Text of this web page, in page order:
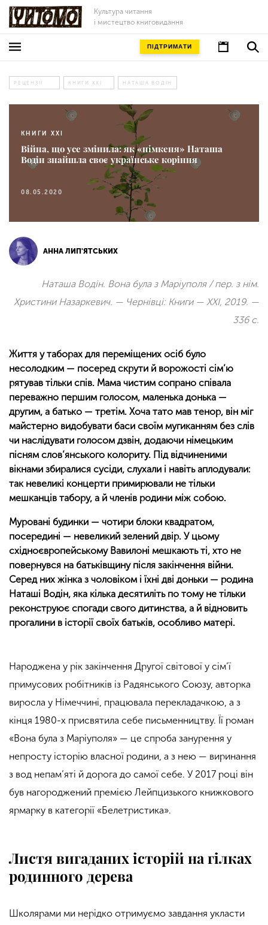
Культура читання
і мистецтво книговидання
ПІДТРИМАТИ
РЕЦЕНЗІЇ КНИГИ XXI НАТАША ВОДІН
КНИГИ XXI
Війна, що усе змінила: як «німкеня» Наташа
Водін знайшла своє українське коріння
08.05.2020
АННА ЛИП'ЯТСЬКИХ
Наташа Водін. Вона була з Маріуполя / пер. з нім.
Христини Назаркевич. — Чернівці: Книги — XXI, 2019. —
336 с.
Життя у таборах для переміщених осіб було
несолодким — посеред скрути й ворожості сім’ю
рятував тільки спів. Мама чистим сопрано співала
переважно першим голосом, маленька донька —
другим, а батько — третім. Хоча тато мав тенор, він міг
майстерно видобувати баси своїм мугиканням без слів
чи наслідувати голосом дзвін, додаючи німецьким
пісням слов’янського колориту. Під відчиненими
вікнами збиралися сусіди, слухали і навіть аплодували:
так невеликі концерти примирювали не тільки
мешканців табору, а й членів родини між собою.
Муровані будинки — чотири блоки квадратом,
посередині — невеликий зелений двір. У цьому
східноєвропейському Вавилоні мешкають ті, хто не
повернувся на батьківщину після закінчення війни.
Серед них жінка з чоловіком і їхні дві доньки — родина
Наташі Водін, яка кілька десятиліть по тому не тільки
реконструює спогади свого дитинства, а й відновить
прогалини в історії своїх батьків, особливо матері.
Народжена у рік закінчення Другої світової у сім’ї
примусових робітників із Радянського Союзу, авторка
виросла у Німеччині, працювала перекладачкою, а з
кінця 1980-х присвятила себе письменництву. Її роман
«Вона була з Маріуполя» — це спроба занурення у
непросту історію власної родини, а з нею — виринання
з вод непам’яті й дорога до самої себе. У 2017 році він
був нагороджений премією Лейпцизького книжкового
ярмарку в категорії «Белетристика».
Листя вигаданих історій на гілках
родинного дерева
Школярами ми нерідко отримуємо завдання укласти